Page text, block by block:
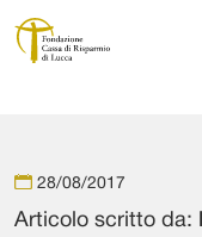
Navigazione principale
28/08/2017
Articolo scritto da: